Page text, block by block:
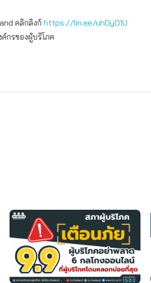
คลิกลิงก์ https://lin.ee/uhDyO1U
กรของผู้บริโภค